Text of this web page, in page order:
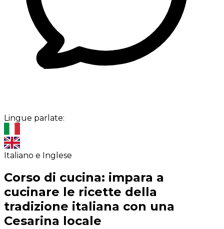
Lingue parlate:
Italiano e Inglese
Corso di cucina: impara a
cucinare le ricette della
tradizione italiana con una
Cesarina locale